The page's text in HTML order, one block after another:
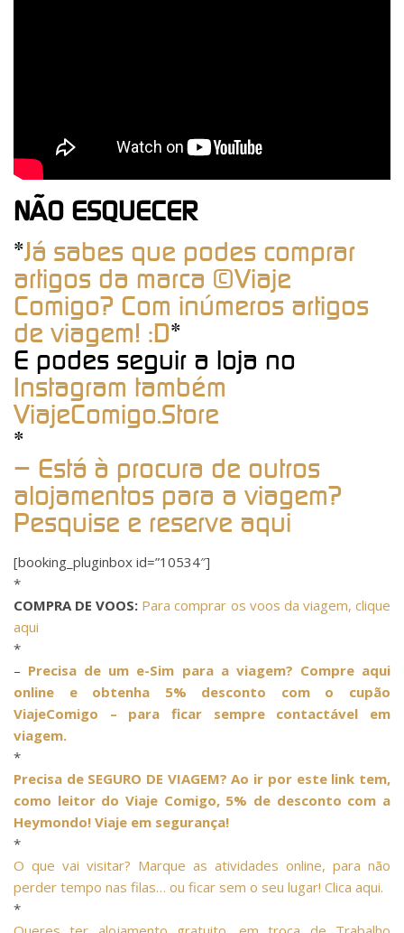
NÃO ESQUECER
*Já sabes que podes comprar
artigos da marca ©Viaje
Comigo? Com inúmeros artigos
de viagem! :D*
E podes seguir a loja no
Instagram também
ViajeComigo.Store
*
– Está à procura de outros
alojamentos para a viagem?
Pesquise e reserve aqui
[booking_pluginbox id=”10534″]
*
COMPRA DE VOOS: Para comprar os voos da viagem, clique
aqui
*
– Precisa de um e-Sim para a viagem? Compre aqui
online e obtenha 5% desconto com o cupão
ViajeComigo – para ficar sempre contactável em
viagem.
*
Precisa de SEGURO DE VIAGEM? Ao ir por este link tem,
como leitor do Viaje Comigo, 5% de desconto com a
Heymondo! Viaje em segurança!
*
O que vai visitar? Marque as atividades online, para não
perder tempo nas filas… ou ficar sem o seu lugar! Clica aqui.
*